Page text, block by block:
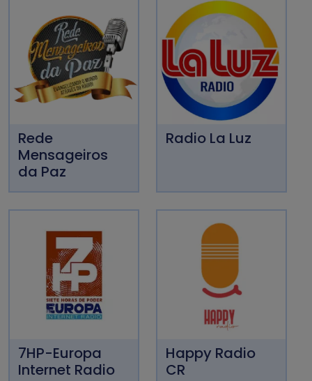
Rede
Mensageiros
da Paz
Radio La Luz
7HP-Europa
Internet Radio
Happy Radio
CR